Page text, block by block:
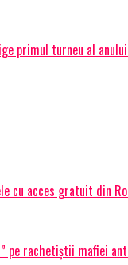
primul turneu al
cu acces gratuit din
pe rachetiștii mafiei